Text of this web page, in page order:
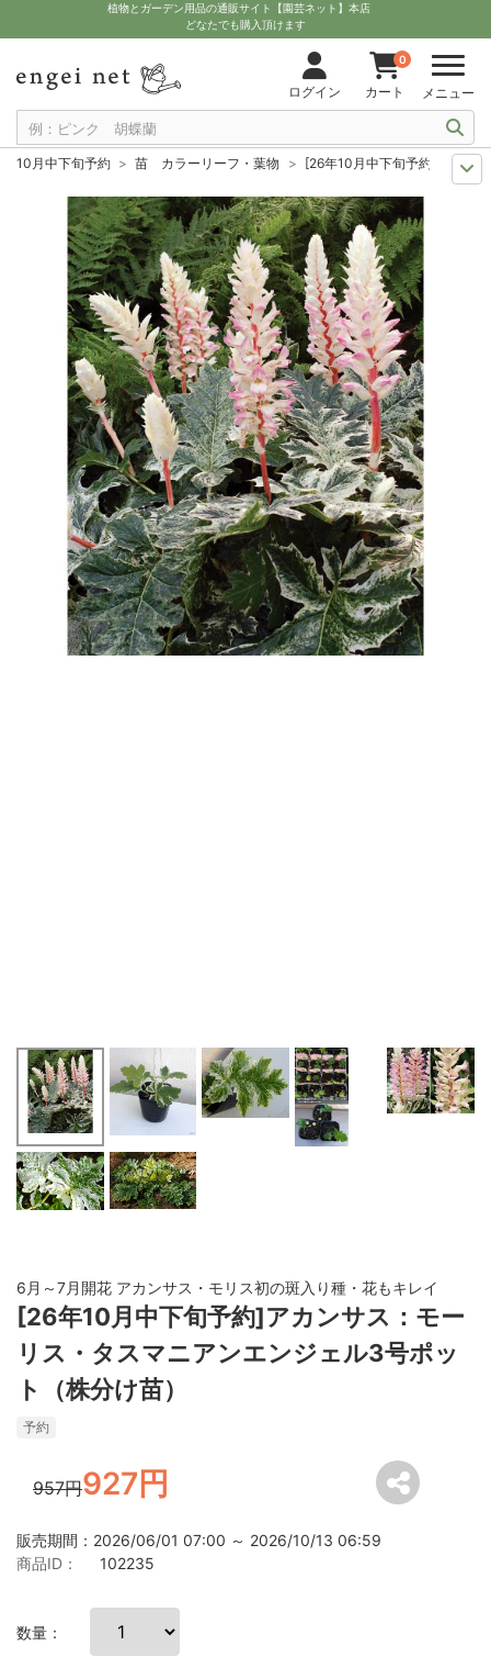
植物とガーデン用品の通販サイト【園芸ネット】本店
どなたでも購入頂けます
ログイン
0
カート メニュー
10月中下旬予約 苗 カラーリーフ・葉物
[26年10月中下旬予約]アカン
10月中下旬予約
苗 草花 [26年10月中下旬予約]アカンサス：モーリス
6月～7月開花 アカンサス・モリス初の斑入り種・花もキレイ
[26年10月中下旬予約]アカンサス：モー
リス・タスマニアンエンジェル3号ポッ
ト（株分け苗）
予約
957円927円
販売期間：2026/06/01 07:00 ～ 2026/10/13 06:59
商品ID：
102235
数量：